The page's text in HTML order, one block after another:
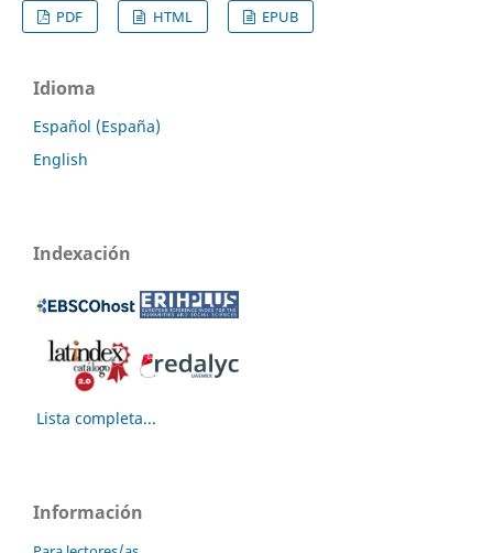
PDF
HTML EPUB
Idioma
Español (España)
English
Indexación
Lista completa...
Información